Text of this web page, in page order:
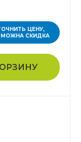
ЦЕНУ,
СКИДКА